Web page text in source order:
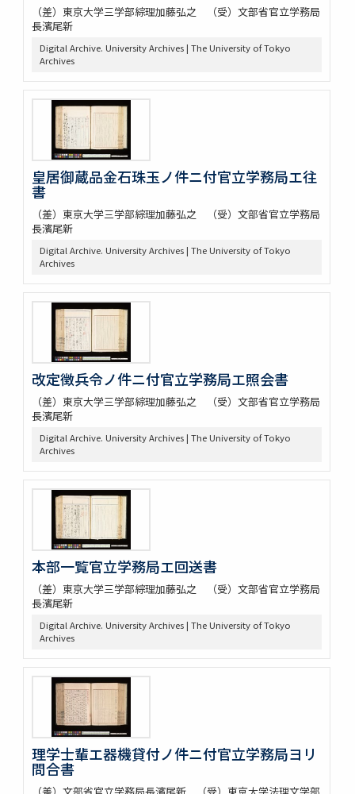
（差）東京大学三学部綜理加藤弘之 （受）文部省官立学務局
長濱尾新
Digital Archive. University Archives | The University of Tokyo
Archives
皇居御蔵品金石珠玉ノ件ニ付官立学務局エ往
書
（差）東京大学三学部綜理加藤弘之 （受）文部省官立学務局
長濱尾新
Digital Archive. University Archives | The University of Tokyo
Archives
改定徴兵令ノ件ニ付官立学務局エ照会書
（差）東京大学三学部綜理加藤弘之 （受）文部省官立学務局
長濱尾新
Digital Archive. University Archives | The University of Tokyo
Archives
本部一覧官立学務局エ回送書
（差）東京大学三学部綜理加藤弘之 （受）文部省官立学務局
長濱尾新
Digital Archive. University Archives | The University of Tokyo
Archives
理学士輩エ器機貸付ノ件ニ付官立学務局ヨリ
問合書